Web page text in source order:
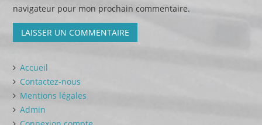
navigateur pour mon prochain commentaire.
Accueil
Contactez-nous
Mentions légales
Admin